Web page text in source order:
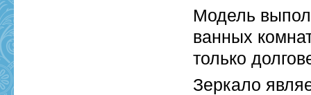
Модель
ванных
только
Зеркало